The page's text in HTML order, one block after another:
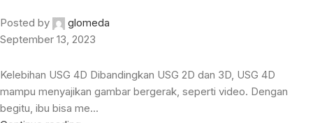
Posted by
glomeda
September 13, 2023
Kelebihan USG 4D Dibandingkan USG 2D dan 3D, USG 4D
mampu menyajikan gambar bergerak, seperti video. Dengan
begitu, ibu bisa me...